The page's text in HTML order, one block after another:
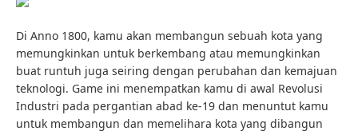
Di Anno 1800, kamu akan membangun sebuah kota yang
memungkinkan untuk berkembang atau memungkinkan
buat runtuh juga seiring dengan perubahan dan kemajuan
teknologi. Game ini menempatkan kamu di awal Revolusi
Industri pada pergantian abad ke-19 dan menuntut kamu
untuk membangun dan memelihara kota yang dibangun